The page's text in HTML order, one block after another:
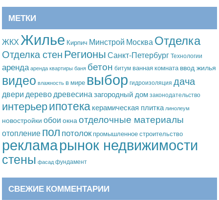
МЕТКИ
ЖКХ Жилье Кирпич Минстрой МоскваОтделка
Отделка стенРегионы Санкт-Петербург Технологии
аренда аренда квартиры баня бетон битум ванная комната ввод жилья
видео влажность в мире выбор гидроизоляция дача
двери дереводревесиназагородный дом законодательство
интерьерипотека керамическая плитка линолеум
новостройки обои окнаотделочные материалы
отоплениепол потолок промышленное строительство
рекламарынок недвижимости
стены фасад фундамент
СВЕЖИЕ КОММЕНТАРИИ